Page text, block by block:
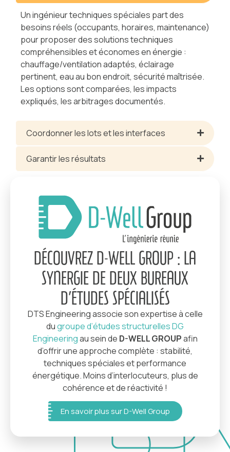
Un ingénieur techniques spéciales part des
besoins réels (occupants, horaires, maintenance)
pour proposer des solutions techniques
compréhensibles et économes en énergie :
chauffage/ventilation adaptés, éclairage
pertinent, eau au bon endroit, sécurité maîtrisée.
Les options sont comparées, les impacts
expliqués, les arbitrages documentés.
Coordonner les lots et les interfaces
Garantir les résultats
DÉCOUVREZ D-WELL GROUP : LA
SYNERGIE DE DEUX BUREAUX
D’ÉTUDES SPÉCIALISÉS
DTS Engineering associe son expertise à celle
dugroupe d’études structurelles DG
Engineeringau sein de D-WELL GROUPafin
d’offrir une approche complète : stabilité,
techniques spéciales et performance
énergétique. Moins d’interlocuteurs, plus de
cohérence et de réactivité !
En savoir plus sur D-Well Group